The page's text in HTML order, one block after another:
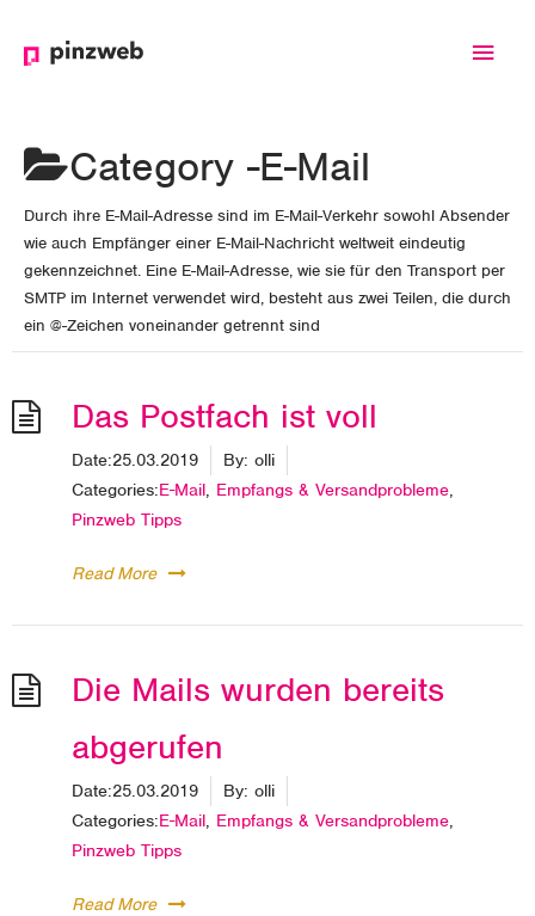
Category -E-Mail
Durch ihre E-Mail-Adresse sind im E-Mail-Verkehr sowohl Absender
wie auch Empfänger einer E-Mail-Nachricht weltweit eindeutig
gekennzeichnet. Eine E-Mail-Adresse, wie sie für den Transport per
SMTP im Internet verwendet wird, besteht aus zwei Teilen, die durch
ein @-Zeichen voneinander getrennt sind
Das Postfach ist voll
Date:25.03.2019 By: olli
Categories:E-Mail, Empfangs & Versandprobleme,
Pinzweb Tipps
Read More
Die Mails wurden bereits
abgerufen
Date:25.03.2019 By: olli
Categories:E-Mail, Empfangs & Versandprobleme,
Pinzweb Tipps
Read More